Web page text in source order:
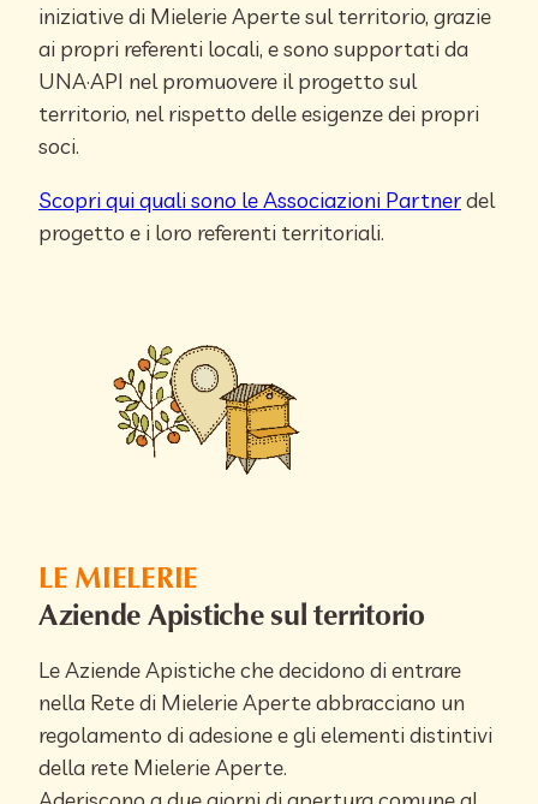
iniziative di Mielerie Aperte sul territorio, grazie
ai propri referenti locali, e sono supportati da
UNA·API nel promuovere il progetto sul
territorio, nel rispetto delle esigenze dei propri
soci.
Scopri qui quali sono le Associazioni Partnerdel
progetto e i loro referenti territoriali.
LE MIELERIE
Aziende Apistiche sul territorio
Le Aziende Apistiche che decidono di entrare
nella Rete di Mielerie Aperte abbracciano un
regolamento di adesione e gli elementi distintivi
della rete Mielerie Aperte.